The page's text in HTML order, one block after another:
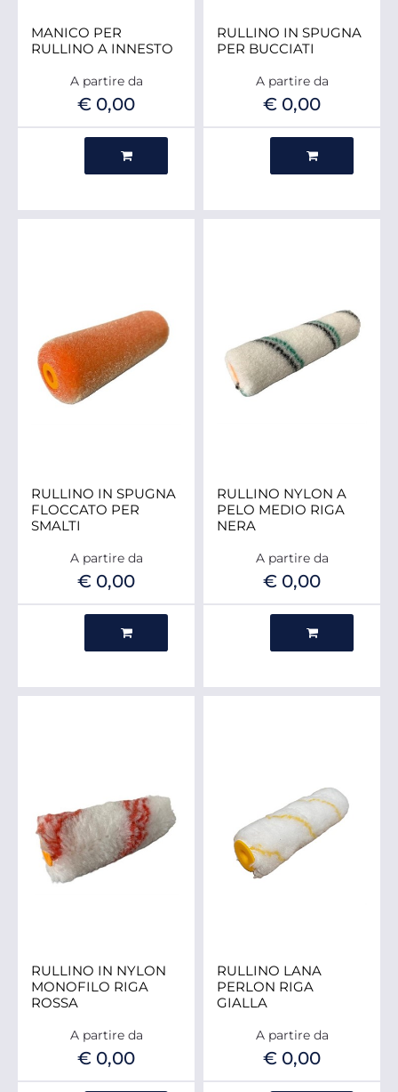
MANICO PER
RULLINO A INNESTO
A partire da
€ 0,00
RULLINO IN SPUGNA
PER BUCCIATI
A partire da
€ 0,00
RULLINO IN SPUGNA
FLOCCATO PER
SMALTI
A partire da
€ 0,00
RULLINO NYLON A
PELO MEDIO RIGA
NERA
A partire da
€ 0,00
RULLINO IN NYLON
MONOFILO RIGA
ROSSA
A partire da
€ 0,00
RULLINO LANA
PERLON RIGA
GIALLA
A partire da
€ 0,00